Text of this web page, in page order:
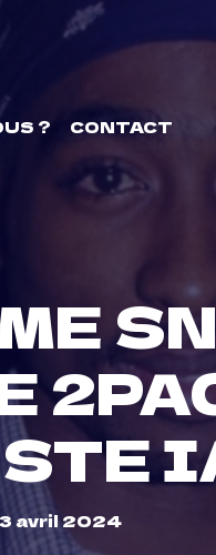
? CONTACT
avril 2024